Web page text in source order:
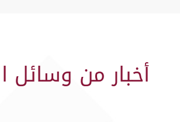
أخبار من وسائل